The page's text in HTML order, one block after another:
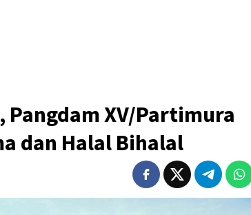
Pangdam XV/Partimura
dan Halal Bihalal